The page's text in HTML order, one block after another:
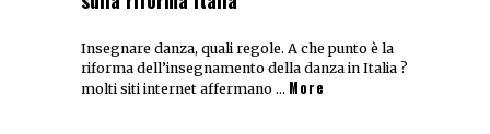
Insegnare danza, quali regole. A che punto è la
riforma dell’insegnamento della danza in Italia ?
molti siti internet affermano … More